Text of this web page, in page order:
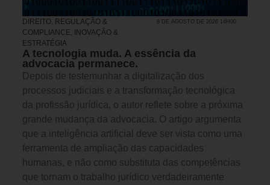
DIREITO, REGULAÇÃO &
COMPLIANCE INOVAÇÃO &
ESTRATÉGIA
8 DE AGOSTO DE 2026 14H00
A tecnologia muda. A essência da
advocacia permanece.
Depois de testemunhar a digitalização dos
processos judiciais e a transformação tecnológica
da profissão jurídica, o autor reflete sobre a próxima
grande mudança da advocacia. O artigo argumenta
que a inteligência artificial deve ser vista como uma
ferramenta de ampliação das capacidades
humanas, e não como substituta das competências
que tornam o trabalho jurídico verdadeiramente